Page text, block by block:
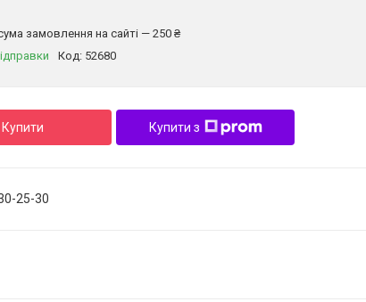
замовлення на сайті — 250 ₴
Код: 52680
Купити Купити з
25-30